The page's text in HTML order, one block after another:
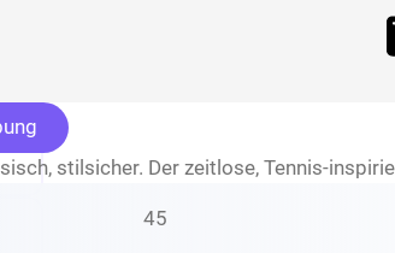
stilsicher. Der zeitlose, Tennis-
45